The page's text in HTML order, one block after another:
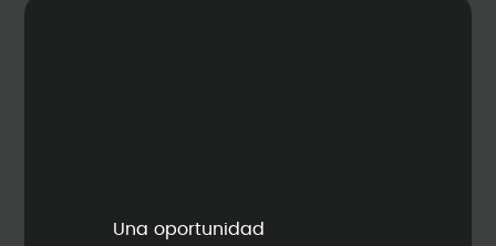
Una oportunidad